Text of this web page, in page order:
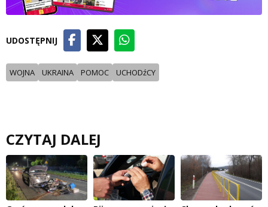
UDOSTĘPNIJ
WOJNA UKRAINA POMOC UCHODźCY
CZYTAJ DALEJ